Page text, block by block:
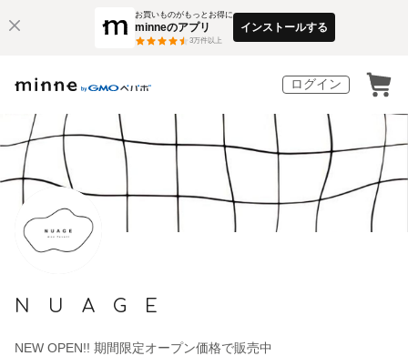
お買いものがもっとお得に
minneのアプリ
3万件以上
インストールする
ログイン
N U A G E
NEW OPEN!! 期間限定オープン価格で販売中